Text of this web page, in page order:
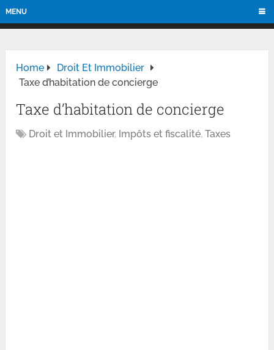
MENU
Home
Droit Et Immobilier
Taxe d’habitation de concierge
Taxe d’habitation de concierge
Droit et Immobilier, Impôts et fiscalité,Taxes